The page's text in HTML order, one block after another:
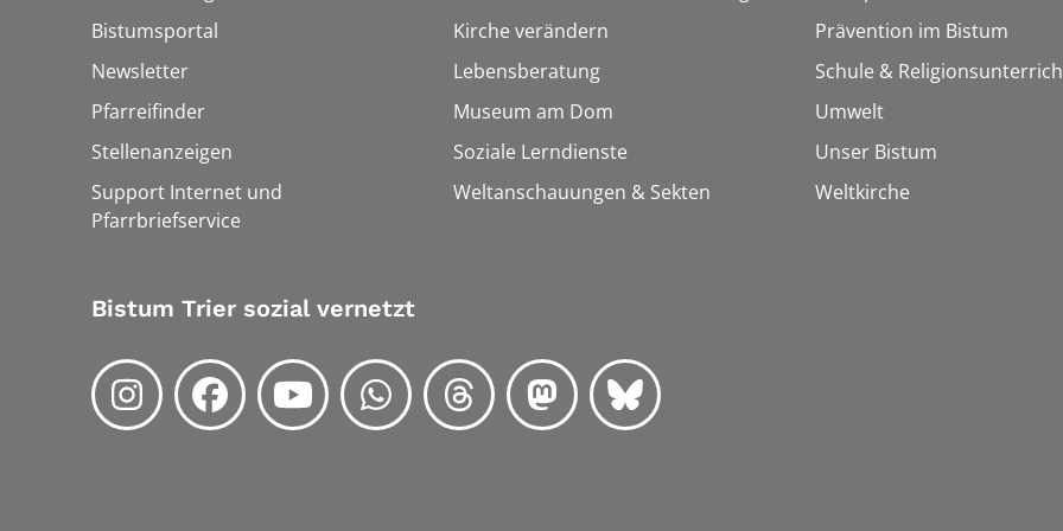
Bistumsportal
Newsletter
Pfarreifinder
Stellenanzeigen
Support Internet und
Pfarrbriefservice
Kirche verändern
Lebensberatung
Museum am Dom
Soziale Lerndienste
Weltanschauungen & Sekten
Prävention im Bistum
Schule &
Umwelt
Unser Bistum
Weltkirche
Bistum Trier sozial vernetzt